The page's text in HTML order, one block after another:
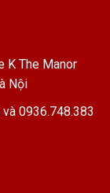
K The Manor
Nội
0936.748.383